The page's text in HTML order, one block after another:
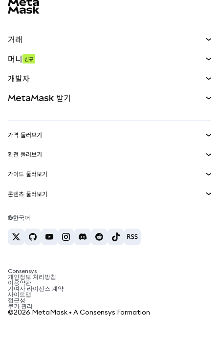
거래
무기한 선물
실물자산
머니 신규
개발자
MetaMask Connect
Snaps
웹3 서비스
MetaMask 받기
보안
고객 지원
채용
가격 둘러보기
이더리움 가격
솔라나 가격
테더 가격
환전 둘러보기
ETH를 USD로 환전
USDT를 INR로 환전
BTC를 INR로 환전
ETH를 USDT로 환전
가이드 둘러보기
ETH 매수
USDT 매수
SHIB 매수
BNB 매수
콘텐츠 둘러보기
솔라나 지갑
암호화폐 세금 뉴스
암호화폐 매수 방법
비트코인 매도 방법
한국어
Consensys
개인정보 처리방침
이용약관
기여자 라이선스 계약
사이트맵
접근성
쿠키 관리
©2026 MetaMask • A Consensys Formation